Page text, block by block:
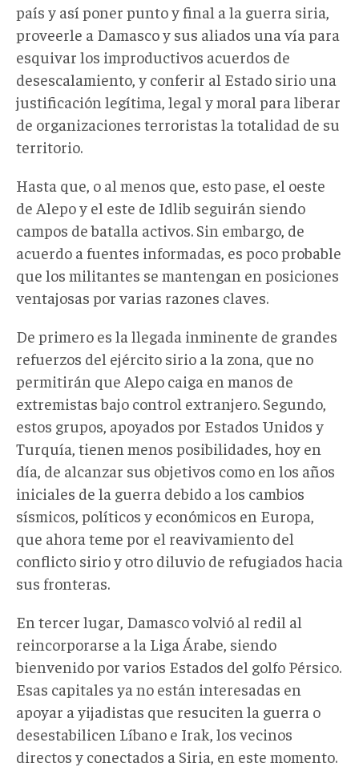
país y así poner punto y final a la guerra siria,
proveerle a Damasco y sus aliados una vía para
esquivar los improductivos acuerdos de
desescalamiento, y conferir al Estado sirio una
justificación legítima, legal y moral para liberar
de organizaciones terroristas la totalidad de su
territorio.
Hasta que, o al menos que, esto pase, el oeste
de Alepo y el este de Idlib seguirán siendo
campos de batalla activos. Sin embargo, de
acuerdo a fuentes informadas, es poco probable
que los militantes se mantengan en posiciones
ventajosas por varias razones claves.
De primero es la llegada inminente de grandes
refuerzos del ejército sirio a la zona, que no
permitirán que Alepo caiga en manos de
extremistas bajo control extranjero. Segundo,
estos grupos, apoyados por Estados Unidos y
Turquía, tienen menos posibilidades, hoy en
día, de alcanzar sus objetivos como en los años
iniciales de la guerra debido a los cambios
sísmicos, políticos y económicos en Europa,
que ahora teme por el reavivamiento del
conflicto sirio y otro diluvio de refugiados hacia
sus fronteras.
En tercer lugar, Damasco volvió al redil al
reincorporarse a la Liga Árabe, siendo
bienvenido por varios Estados del golfo Pérsico.
Esas capitales ya no están interesadas en
apoyar a yijadistas que resuciten la guerra o
desestabilicen Líbano e Irak, los vecinos
directos y conectados a Siria, en este momento.